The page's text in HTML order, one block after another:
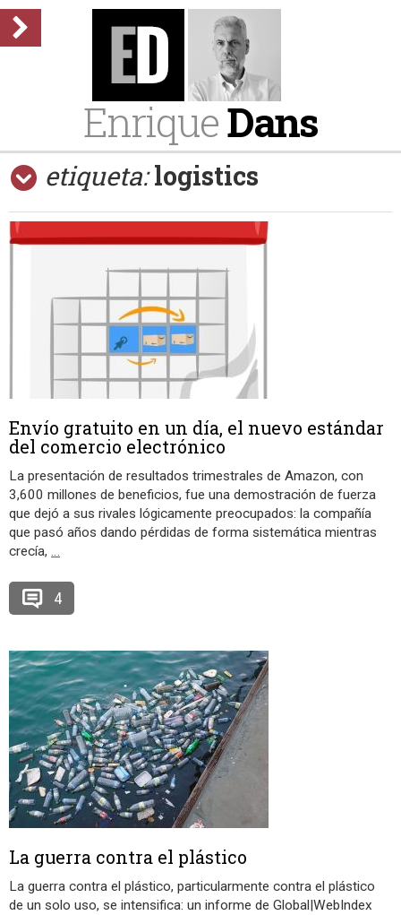
EnriqueDans
etiqueta: logistics
Envío gratuito en un día, el nuevo estándar
del comercio electrónico
La presentación de resultados trimestrales de Amazon, con
3,600 millones de beneficios, fue una demostración de fuerza
que dejó a sus rivales lógicamente preocupados: la compañía
que pasó años dando pérdidas de forma sistemática mientras
crecía, …
4
La guerra contra el plástico
La guerra contra el plástico, particularmente contra el plástico
de un solo uso, se intensifica: un informe de Global|WebIndex